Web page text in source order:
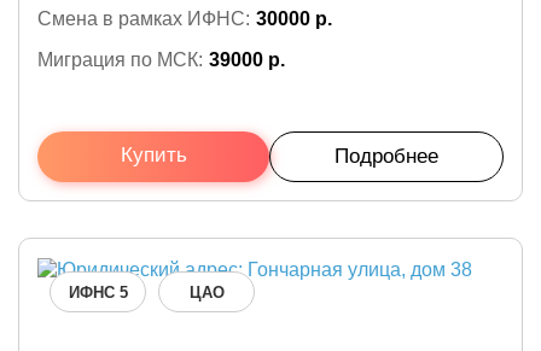
Смена в рамках ИФНС: 30000 р.
Миграция по МСК: 39000 р.
Купить Подробнее
ИФНС 5 ЦАО